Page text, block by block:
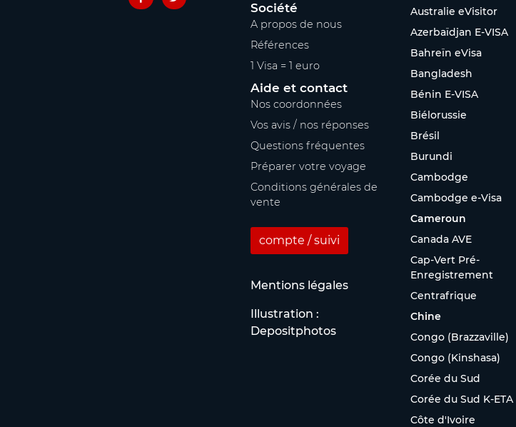
Société
A propos de nous
Références
1 Visa = 1 euro
Aide et contact
Nos coordonnées
Vos avis / nos réponses
Questions fréquentes
Préparer votre voyage
Conditions générales de
vente
compte / suivi
Mentions légales
Illustration :
Depositphotos
Australie eVisitor
Azerbaïdjan E-VISA
Bahreïn eVisa
Bangladesh
Bénin E-VISA
Biélorussie
Brésil
Burundi
Cambodge
Cambodge e-Visa
Cameroun
Canada AVE
Cap-Vert Pré-
Enregistrement
Centrafrique
Chine
Congo (Brazzaville)
Congo (Kinshasa)
Corée du Sud
Corée du Sud K-ETA
Côte d'Ivoire